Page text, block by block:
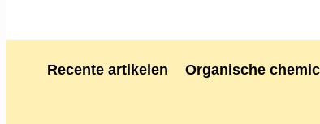
Recente artikelen Organische